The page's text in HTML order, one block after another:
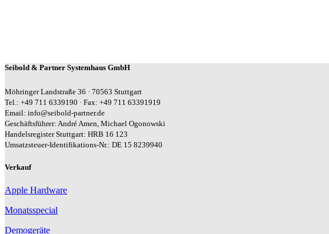
Seibold & Partner Systemhaus GmbH
Möhringer Landstraße 36 · 70563 Stuttgart
Tel.: +49 711 6339190 · Fax: +49 711 63391919
Email: info@seibold-partner.de
Geschäftsführer: André Amen, Michael Ogonowski
Handelsregister Stuttgart: HRB 16 123
Umsatzsteuer-Identifikations-Nr.: DE 15 8239940
Verkauf
Apple Hardware
Monatsspecial
Demogeräte